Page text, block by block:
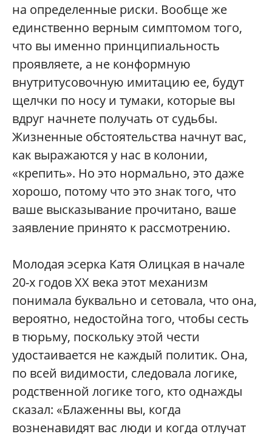
на определенные риски. Вообще же
единственно верным симптомом того,
что вы именно принципиальность
проявляете, а не конформную
внутритусовочную имитацию ее, будут
щелчки по носу и тумаки, которые вы
вдруг начнете получать от судьбы.
Жизненные обстоятельства начнут вас,
как выражаются у нас в колонии,
«крепить». Но это нормально, это даже
хорошо, потому что это знак того, что
ваше высказывание прочитано, ваше
заявление принято к рассмотрению.
Молодая эсерка Катя Олицкая в начале
20-х годов ХХ века этот механизм
понимала буквально и сетовала, что она,
вероятно, недостойна того, чтобы сесть
в тюрьму, поскольку этой чести
удостаивается не каждый политик. Она,
по всей видимости, следовала логике,
родственной логике того, кто однажды
сказал: «Блаженны вы, когда
возненавидят вас люди и когда отлучат